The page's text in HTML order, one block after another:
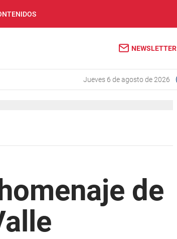
NEWSLETTER
jueves 6 de agosto de 2026
de